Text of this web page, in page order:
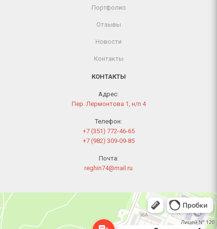
Портфолио
Отзывы
Новости
Контакты
КОНТАКТЫ
Адрес:
Пер. Лермонтова 1, н/п 4
Телефон:
+7 (351) 772-46-65
+7 (982) 309-09-85
Почта:
reghin74@mail.ru
Челябинск
Переулок Лермонтова, 1 — Яндекс Карты